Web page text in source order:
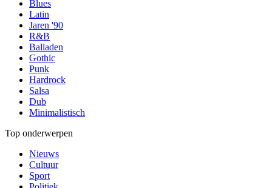
Blues
Latin
Jaren '90
R&B
Balladen
Gothic
Punk
Hardrock
Salsa
Dub
Minimalistisch
Top onderwerpen
Nieuws
Cultuur
Sport